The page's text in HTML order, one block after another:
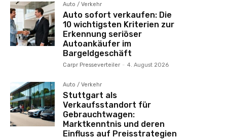
Auto / Verkehr
Auto sofort verkaufen: Die
10 wichtigsten Kriterien zur
Erkennung seriöser
Autoankäufer im
Bargeldgeschäft
Carpr Presseverteiler - 4. August 2026
Auto / Verkehr
Stuttgart als
Verkaufsstandort für
Gebrauchtwagen:
Marktkenntnis und deren
Einfluss auf Preisstrategien